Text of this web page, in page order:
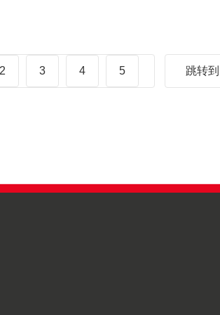
3 4 5 跳转到